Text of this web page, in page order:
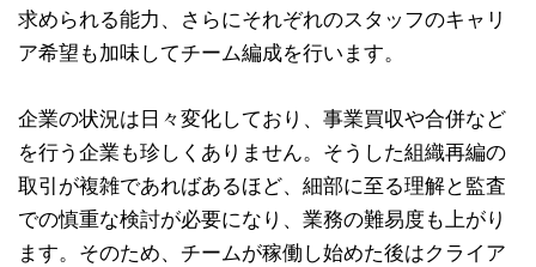
求められる能力、さらにそれぞれのスタッフのキャリ
ア希望も加味してチーム編成を行います。
企業の状況は日々変化しており、事業買収や合併など
を行う企業も珍しくありません。そうした組織再編の
取引が複雑であればあるほど、細部に至る理解と監査
での慎重な検討が必要になり、業務の難易度も上がり
ます。そのため、チームが稼働し始めた後はクライア